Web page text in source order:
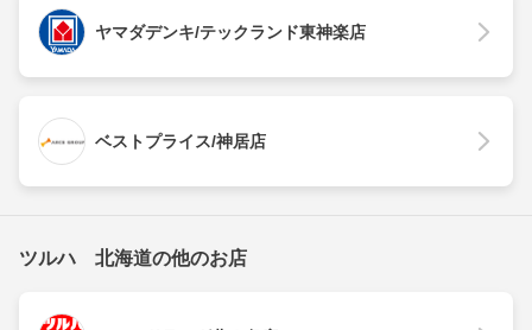
ヤマダデンキ/テックランド東神楽店
ベストプライス/神居店
ツルハ 北海道の他のお店